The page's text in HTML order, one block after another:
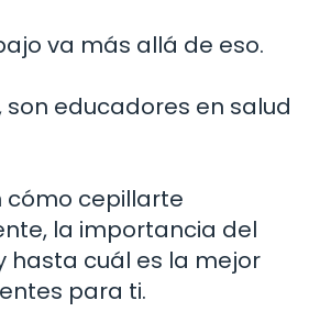
va más allá de eso.
son educadores en salud
cómo cepillarte
la importancia del
hasta cuál es la mejor
para ti.